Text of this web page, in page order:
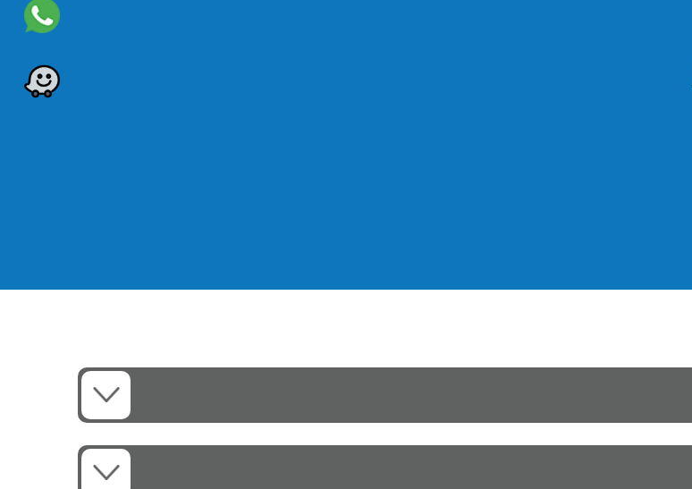
המדבקות מגיעות במצב סטרילי
בנוסף, הן מסייעות בשמירה על סביבת
כמו כן, הן מפחיתות את הסיכון